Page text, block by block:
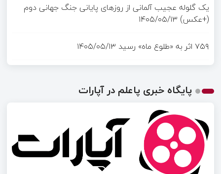
یک گلوله عجیب آلمانی از روزهای پایانی جنگ جهانی دوم
(+عکس) ۱۴۰۵/۰۵/۱۳
۷۵۹ اثر به «طلوع ماه» رسید
۱۴۰۵/۰۵/۱۳
پایگاه خبری پاعلم در آپارات